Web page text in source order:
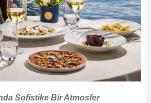
Sofistike Bir Atmosfer